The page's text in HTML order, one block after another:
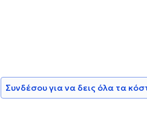
Συνδέσου για να δεις όλα τα